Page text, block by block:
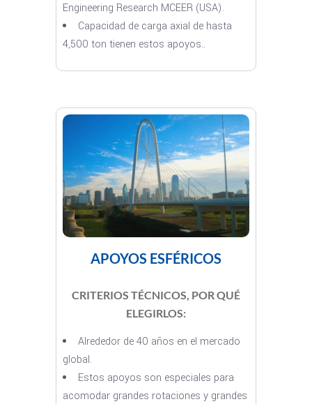
Engineering Research MCEER (USA).
Capacidad de carga axial de hasta
4,500 ton tienen estos apoyos..
APOYOS ESFÉRICOS
CRITERIOS TÉCNICOS, POR QUÉ
ELEGIRLOS:
Alrededor de 40 años en el mercado
global.
Estos apoyos son especiales para
acomodar grandes rotaciones y grandes